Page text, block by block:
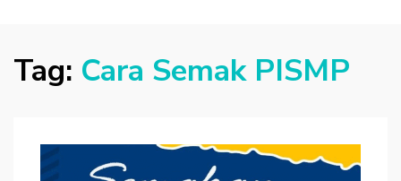
Tag: Cara Semak PISMP